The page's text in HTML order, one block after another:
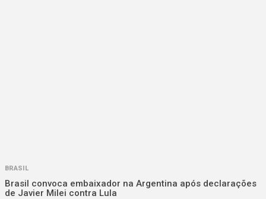
BRASIL
Brasil convoca embaixador na Argentina após declarações
de Javier Milei contra Lula